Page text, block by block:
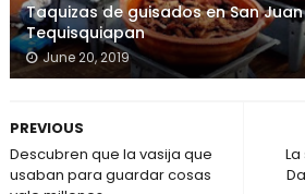
Taquizas de guisados en San
Tequisquiapan
June 20, 2019
PREVIOUS
Descubren que la vasija que
usaban para guardar cosas